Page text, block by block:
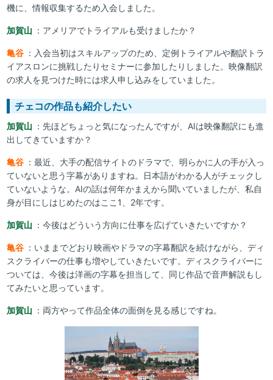
機に、情報収集するため入会しました。
加賀山 ：アメリアでトライアルも受けましたか？
亀谷 ：入会当初はスキルアップのため、定例トライアルや翻訳トラ
イアスロンに挑戦したりセミナーに参加したりしました。映像翻訳
の求人を見つけた時には求人申し込みをしていました。
チェコの作品も紹介したい
加賀山 ：先ほどちょっと気になったんですが、AIは映像翻訳にも進
出してきていますか？
亀谷 ：最近、大手の配信サイトのドラマで、明らかに人の手が入っ
ていないと思う字幕がありますね。日本語がわかる人がチェックし
ていないような。AIの話は何年かまえから聞いていましたが、私自
身が目にしはじめたのはここ1、2年です。
加賀山 ：今後はどういう方向に仕事を広げていきたいですか？
亀谷 ：いままでどおり映画やドラマの字幕翻訳を続けながら、ディ
スクライバーの仕事も増やしていきたいです。ディスクライバーに
ついては、今後は洋画の字幕を担当して、同じ作品で音声解説もし
てみたいと思っています。
加賀山 ：両方やって作品全体の面倒を見る感じですね。